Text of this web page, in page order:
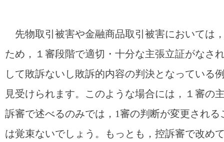
先物取引被害や金融商品取引被害においては
ため，１審段階で適切・十分な主張立証がなさ
して敗訴ないし敗訴的内容の判決となっている
見受けられます。このような場合には，１審の
訴審で述べるのみでは，1審の判断が変更され
は覚束ないでしょう。もっとも，控訴審で改め